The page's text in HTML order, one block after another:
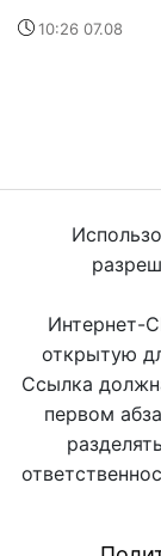
10:26 07.08
Интернет-
открытую
Ссылка
первом